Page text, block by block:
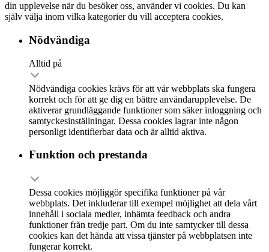
din upplevelse när du besöker oss, använder vi cookies. Du kan
själv välja inom vilka kategorier du vill acceptera cookies.
Nödvändiga
Alltid på
Nödvändiga cookies krävs för att vår webbplats ska fungera
korrekt och för att ge dig en bättre användarupplevelse. De
aktiverar grundläggande funktioner som säker inloggning och
samtyckesinställningar. Dessa cookies lagrar inte någon
personligt identifierbar data och är alltid aktiva.
Funktion och prestanda
Dessa cookies möjliggör specifika funktioner på vår
webbplats. Det inkluderar till exempel möjlighet att dela vårt
innehåll i sociala medier, inhämta feedback och andra
funktioner från tredje part. Om du inte samtycker till dessa
cookies kan det hända att vissa tjänster på webbplatsen inte
fungerar korrekt.